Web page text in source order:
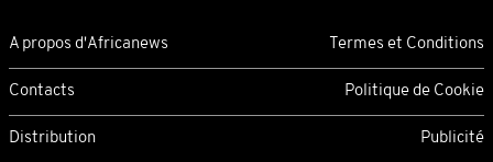
A propos d'Africanews Termes et Conditions
Contacts Politique de Cookie
Distribution Publicité